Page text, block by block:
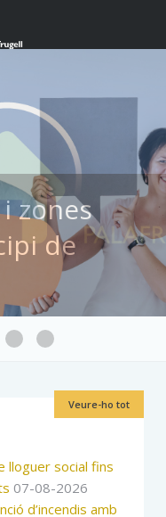
de
d'estiu a
i zones d'ombra al
Municipal de
o renovació del
Ajuda'ns a evitar les
Comunicació
Veure-ho tot
lloguer social fins
07-08-2026
d’incendis amb